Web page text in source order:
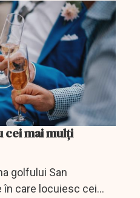
cei mai mulți
golfului San
în care locuiesc cei